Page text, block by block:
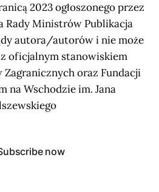
2023 ogłoszonego przez
Rady Ministrów Publikacja
autora/autorów i nie może
oficjalnym stanowiskiem
oraz Fundacji
na Wschodzie im. Jana
now